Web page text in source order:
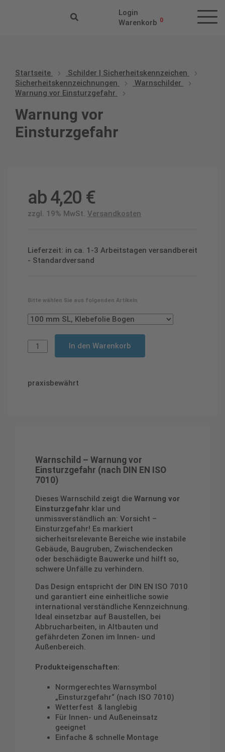
Login
Warenkorb 0
Startseite
Schilder | Sicherheitskennzeichen
Sicherheitskennzeichnungen
Warnschilder
Warnung vor Einsturzgefahr
Warnung vor
Einsturzgefahr
ab4,20 €
zzgl. 19% MwSt. Versandkosten
Lieferzeit: in ca. 1-3 Arbeitstagen versandbereit
- Standardversand
Bitte wählen Sie aus folgenden Artikeln
In den Warenkorb
praxisbewährt
Warnschild – Warnung vor
Einsturzgefahr (nach DIN EN ISO
7010)
Dieses Warnschild zeigt die Warnung vor
Einsturzgefahr klar und
unmissverständlich an: Vorsicht –
Einsturzgefahr! Es markiert
sicherheitsrelevante Bereiche wie instabile
Gebäude, Baugruben, Zwischendecken
oder beschädigte Bauwerke und hilft so,
schwere Unfälle zu verhindern.
Das Design entspricht der DIN EN ISO 7010
und garantiert eine einheitliche sowie
international verständliche Kennzeichnung.
Ideal einsetzbar auf Baustellen, bei
Abbrucharbeiten, in Altbauten und
gefährdeten Zonen im Innen- und
Außenbereich.
Produkteigenschaften:
Normgerechtes Warnsymbol
„Einsturzgefahr“ (nach ISO 7010)
Wetterfest & langlebig
Für Innen- und Außeneinsatz
geeignet
Einfache & schnelle Montage